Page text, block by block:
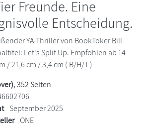
Freunde. Eine
Entscheidung.
YA-Thriller von BookToker Bill
Let's Split Up. Empfohlen ab 14
/ 21,6 cm / 3,4 cm ( B/H/T )
, 352 Seiten
September 2025
ONE